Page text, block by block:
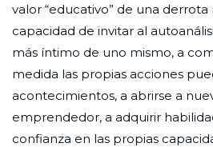
valor “educativo” de una derrota
capacidad de invitar al
más íntimo de uno mismo, a
medida las propias acciones
acontecimientos, a abrirse a
emprendedor, a adquirir
confianza en las propias